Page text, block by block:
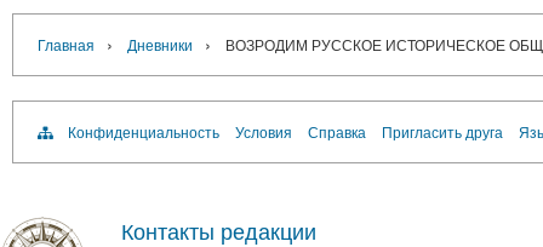
Главная › Дневники › ВОЗРОДИМ РУССКОЕ ИСТОРИЧЕСКОЕ
Конфиденциальность Условия Справка Пригласить друга
Контакты редакции